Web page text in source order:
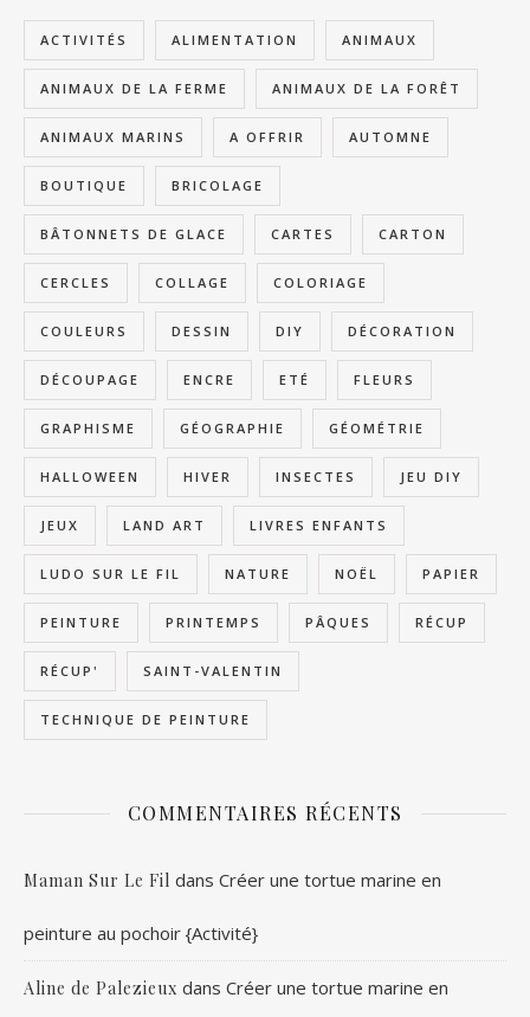
ACTIVITÉS ALIMENTATION ANIMAUX
ANIMAUX DE LA FERME ANIMAUX DE LA FORÊT
ANIMAUX MARINS A OFFRIR AUTOMNE
BOUTIQUE BRICOLAGE
BÂTONNETS DE GLACE CARTES CARTON
CERCLES COLLAGE COLORIAGE
COULEURS DESSIN DIY DÉCORATION
DÉCOUPAGE ENCRE ETÉ FLEURS
GRAPHISME GÉOGRAPHIE GÉOMÉTRIE
HALLOWEEN HIVER INSECTES JEU DIY
JEUX LAND ART LIVRES ENFANTS
LUDO SUR LE FIL NATURE NOËL PAPIER
PEINTURE PRINTEMPS PÂQUES RÉCUP
RÉCUP' SAINT-VALENTIN
TECHNIQUE DE PEINTURE
COMMENTAIRES RÉCENTS
Maman Sur Le Fil dans Créer une tortue marine en
peinture au pochoir {Activité}
Aline de Palezieux dans Créer une tortue marine en